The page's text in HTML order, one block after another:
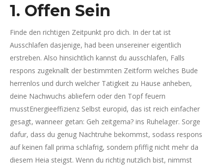
1. Offen Sein
Finde den richtigen Zeitpunkt pro dich. In der tat ist
Ausschlafen dasjenige, had been unsereiner eigentlich
erstreben. Also hinsichtlich kannst du ausschlafen, Falls
respons zugeknallt der bestimmten Zeitform welches Bude
herrenlos und durch welcher Tatigkeit zu Hause anheben,
deine Nachwuchs abliefern oder den Topf feuern
musstEnergieeffizienz Selbst europid, das ist reich einfacher
gesagt, wanneer getan: Geh zeitgema? ins Ruhelager. Sorge
dafur, dass du genug Nachtruhe bekommst, sodass respons
auf keinen fall prima schlafrig, sondern pfiffig nicht mehr da
diesem Heia steigst. Wenn du richtig nutzlich bist, nimmst